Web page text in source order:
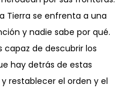
Tierra se enfrenta a una
y nadie sabe por qué.
capaz de descubrir los
hay detrás de estas
restablecer el orden y el